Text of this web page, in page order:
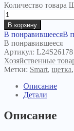
Количество товара
В корзину
В понравившеесяВ
В понравившееся
Артикул: L24S26178
Хозяйственные
Метки: Smart, щетка,
Описание
Детали
Описание